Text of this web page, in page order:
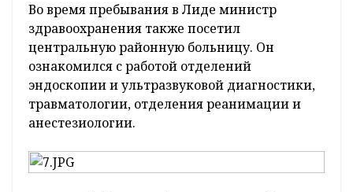
Во время пребывания в Лиде министр
здравоохранения также посетил
центральную районную больницу. Он
ознакомился с работой отделений
эндоскопии и ультразвуковой диагностики,
травматологии, отделения реанимации и
анестезиологии.